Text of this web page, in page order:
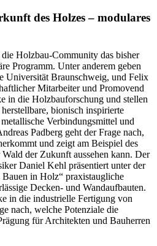
des Holzes – modulares
Holzbau-Community das bisher
Programm. Unter anderem geben
Universität Braunschweig, und Felix
Mitarbeiter und Promovend
die Holzbauforschung und stellen
bionisch inspirierte
Verbindungsmittel und
Padberg geht der Frage nach,
und zeigt am Beispiel des
der Zukunft aussehen kann. Der
Daniel Kehl präsentiert unter der
in Holz“ praxistaugliche
Decken- und Wandaufbauten.
in die industrielle Fertigung von
nach, welche Potenziale die
für Architekten und Bauherren